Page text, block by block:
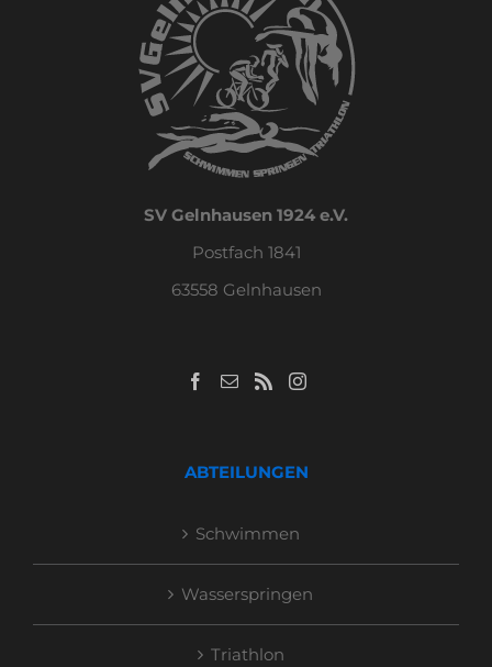
SV Gelnhausen 1924 e.V.
Postfach 1841
63558 Gelnhausen
ABTEILUNGEN
Schwimmen
Wasserspringen
Triathlon